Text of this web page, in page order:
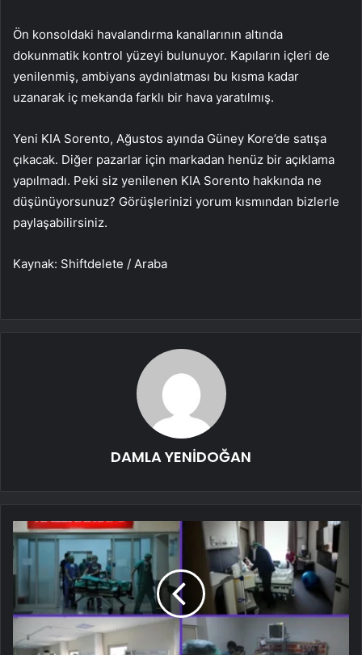
Ön konsoldaki havalandırma kanallarının altında
dokunmatik kontrol yüzeyi bulunuyor. Kapıların içleri de
yenilenmiş, ambiyans aydınlatması bu kısma kadar
uzanarak iç mekanda farklı bir hava yaratılmış.
Yeni KIA Sorento, Ağustos ayında Güney Kore’de satışa
çıkacak. Diğer pazarlar için markadan henüz bir açıklama
yapılmadı. Peki siz yenilenen KIA Sorento hakkında ne
düşünüyorsunuz? Görüşlerinizi yorum kısmından bizlerle
paylaşabilirsiniz.
Kaynak: Shiftdelete / Araba
DAMLA YENİDOĞAN